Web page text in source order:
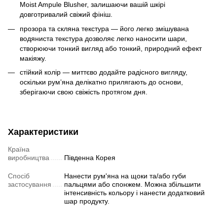
Moist Ampule Blusher, залишаючи вашій шкірі
довготривалий свіжий фініш.
прозора та скляна текстура — його легко змішувана
водяниста текстура дозволяє легко наносити шари,
створюючи тонкий вигляд або тонкий, природний ефект
макіяжу.
стійкий колір — миттєво додайте радісного вигляду,
оскільки рум’яна делікатно прилягають до основи,
зберігаючи свою свіжість протягом дня.
Характеристики
Країна
виробництва
Південна Корея
Спосіб
застосування
Нанести рум'яна на щоки та/або губи
пальцями або спонжем. Можна збільшити
інтенсивність кольору і нанести додатковий
шар продукту.